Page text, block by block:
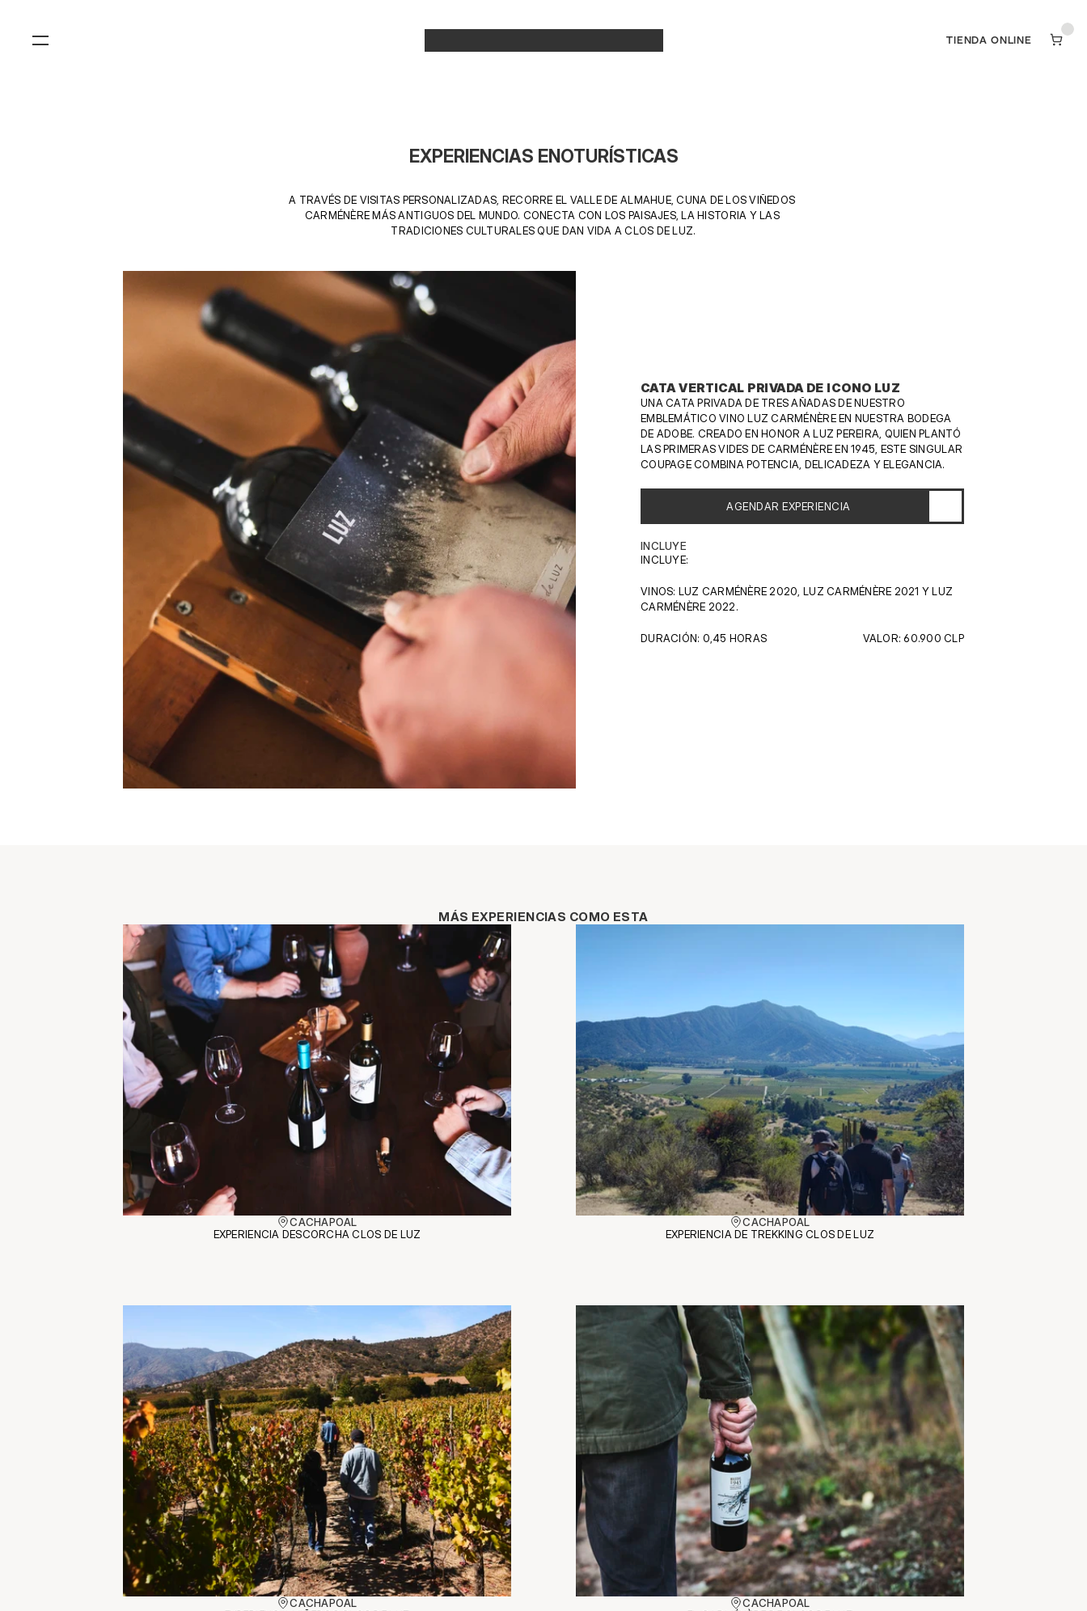
TIENDA ONLINE
EXPERIENCIAS ENOTURÍSTICAS
A TRAVÉS DE VISITAS PERSONALIZADAS, RECORRE EL VALLE DE ALMAHUE, CUNA DE LOS VIÑEDOS
CARMÉNÈRE MÁS ANTIGUOS DEL MUNDO. CONECTA CON LOS PAISAJES, LA HISTORIA Y LAS
TRADICIONES CULTURALES QUE DAN VIDA A CLOS DE LUZ.
CATA VERTICAL PRIVADA DE ICONO LUZ
UNA CATA PRIVADA DE TRES AÑADAS DE NUESTRO
EMBLEMÁTICO VINO LUZ CARMÉNÈRE EN NUESTRA BODEGA
DE ADOBE. CREADO EN HONOR A LUZ PEREIRA, QUIEN PLANTÓ
LAS PRIMERAS VIDES DE CARMÉNÈRE EN 1945, ESTE SINGULAR
COUPAGE COMBINA POTENCIA, DELICADEZA Y ELEGANCIA.
AGENDAR EXPERIENCIA
INCLUYE
INCLUYE:
VINOS: LUZ CARMÉNÈRE 2020, LUZ CARMÉNÈRE 2021 Y LUZ
CARMÉNÈRE 2022.
DURACIÓN: 0,45 HORAS VALOR: 60.900 CLP
MÁS EXPERIENCIAS COMO ESTA
CACHAPOAL
EXPERIENCIA DESCORCHA CLOS DE LUZ
CACHAPOAL
EXPERIENCIA DE TREKKING CLOS DE LUZ
CACHAPOAL
CACHAPOAL